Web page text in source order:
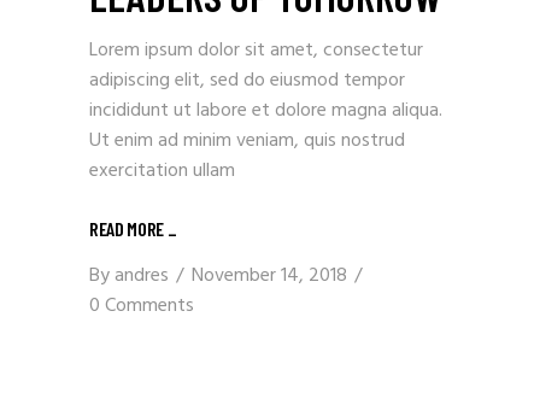
Lorem ipsum dolor sit amet, consectetur
adipiscing elit, sed do eiusmod tempor
incididunt ut labore et dolore magna aliqua.
Ut enim ad minim veniam, quis nostrud
exercitation ullam
READ MORE _
Byandres
November 14, 2018
0 Comments